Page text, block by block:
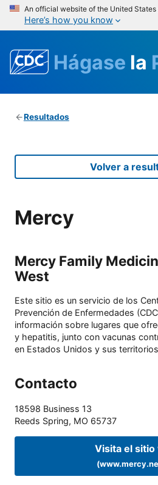
An official website of the United
Here’s how you know
Hágase la
Resultados
Volver a
Mercy
Mercy Family
West
Este sitio es un servicio de los
Prevención de Enfermedades
información sobre lugares que
y hepatitis, junto con vacunas
en Estados Unidos y sus
Contacto
18598 Business 13
Reeds Spring, MO 65737
Visita el sitio